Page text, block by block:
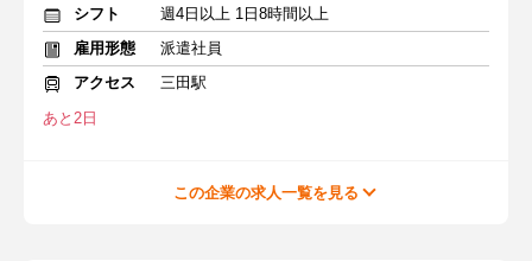
シフト
週4日以上 1日8時間以上
雇用形態
派遣社員
アクセス
三田駅
あと2日
この企業の求人一覧を見る